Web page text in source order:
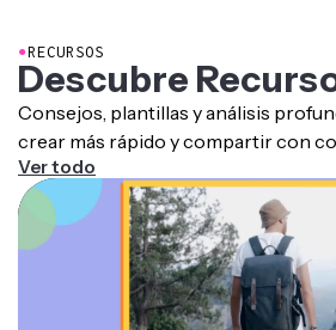
●RECURSOS
Descubre
Consejos, plantillas y análisis
crear más rápido y compartir con
Ver todo